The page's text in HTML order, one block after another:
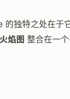
的独特之处在于
焰图 整合在一